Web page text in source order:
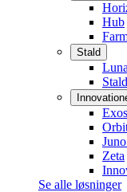
Hub
Stald
Luna
Stald
Exos
Zeta
Se alle løsninger